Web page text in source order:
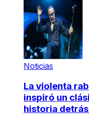
Noticias
La violenta
inspiró un
historia